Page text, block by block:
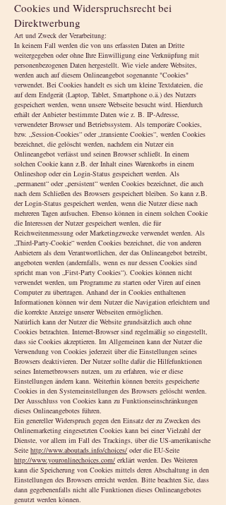
Cookies und Widerspruchsrecht bei
Direktwerbung
Art und Zweck der Verarbeitung:
In keinem Fall werden die von uns erfassten Daten an Dritte
weitergegeben oder ohne Ihre Einwilligung eine Verknüpfung mit
personenbezogenen Daten hergestellt. Wie viele andere Websites,
werden auch auf diesem Onlineangebot sogenannte "Cookies"
verwendet. Bei Cookies handelt es sich um kleine Textdateien, die
auf dem Endgerät (Laptop, Tablet, Smartphone o.ä.) des Nutzers
gespeichert werden, wenn unsere Webseite besucht wird. Hierdurch
erhält der Anbieter bestimmte Daten wie z. B. IP-Adresse,
verwendeter Browser und Betriebssystem. Als temporäre Cookies,
bzw. „Session-Cookies“ oder „transiente Cookies“, werden Cookies
bezeichnet, die gelöscht werden, nachdem ein Nutzer ein
Onlineangebot verlässt und seinen Browser schließt. In einem
solchen Cookie kann z.B. der Inhalt eines Warenkorbs in einem
Onlineshop oder ein Login-Status gespeichert werden. Als
„permanent“ oder „persistent“ werden Cookies bezeichnet, die auch
nach dem Schließen des Browsers gespeichert bleiben. So kann z.B.
der Login-Status gespeichert werden, wenn die Nutzer diese nach
mehreren Tagen aufsuchen. Ebenso können in einem solchen Cookie
die Interessen der Nutzer gespeichert werden, die für
Reichweitenmessung oder Marketingzwecke verwendet werden. Als
„Third-Party-Cookie“ werden Cookies bezeichnet, die von anderen
Anbietern als dem Verantwortlichen, der das Onlineangebot betreibt,
angeboten werden (andernfalls, wenn es nur dessen Cookies sind
spricht man von „First-Party Cookies“). Cookies können nicht
verwendet werden, um Programme zu starten oder Viren auf einen
Computer zu übertragen. Anhand der in Cookies enthaltenen
Informationen können wir dem Nutzer die Navigation erleichtern und
die korrekte Anzeige unserer Webseiten ermöglichen.
Natürlich kann der Nutzer die Website grundsätzlich auch ohne
Cookies betrachten. Internet-Browser sind regelmäßig so eingestellt,
dass sie Cookies akzeptieren. Im Allgemeinen kann der Nutzer die
Verwendung von Cookies jederzeit über die Einstellungen seines
Browsers deaktivieren. Der Nutzer sollte dafür die Hilfefunktionen
seines Internetbrowsers nutzen, um zu erfahren, wie er diese
Einstellungen ändern kann. Weiterhin können bereits gespeicherte
Cookies in den Systemeinstellungen des Browsers gelöscht werden.
Der Ausschluss von Cookies kann zu Funktionseinschränkungen
dieses Onlineangebotes führen.
Ein genereller Widerspruch gegen den Einsatz der zu Zwecken des
Onlinemarketing eingesetzten Cookies kann bei einer Vielzahl der
Dienste, vor allem im Fall des Trackings, über die US-amerikanische
Seite http://www.aboutads.info/choices/ oder die EU-Seite
http://www.youronlinechoices.com/ erklärt werden. Des Weiteren
kann die Speicherung von Cookies mittels deren Abschaltung in den
Einstellungen des Browsers erreicht werden. Bitte beachten Sie, dass
dann gegebenenfalls nicht alle Funktionen dieses Onlineangebotes
genutzt werden können.